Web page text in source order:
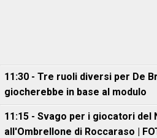
11:30 - Tre ruoli diversi per De
giocherebbe in base al modulo
11:15 - Svago per i giocatori del
all'Ombrellone di Roccaraso |